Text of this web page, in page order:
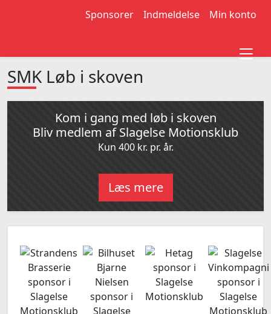
Sponsorer Indmeldelse Min konto
SMK Løb i skoven
Kom i gang med løb i skoven
Bliv medlem af Slagelse Motionsklub
Kun 400 kr. pr. år.
Læs mere